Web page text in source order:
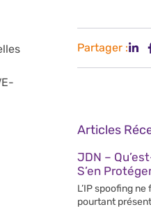
Partager :
Articles
JDN –
S’en
L’IP spoofing
pourtant